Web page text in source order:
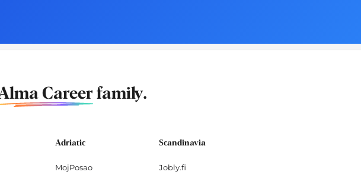
Careerfamily.
Adriatic
MojPosao
Scandinavia
Jobly.fi